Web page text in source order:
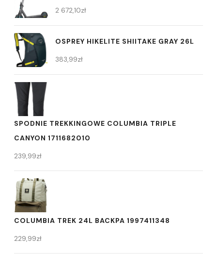
2 672,10zł
OSPREY HIKELITE SHIITAKE GRAY 26L
383,99zł
SPODNIE TREKKINGOWE COLUMBIA TRIPLE
CANYON 1711682010
239,99zł
COLUMBIA TREK 24L BACKPA 1997411348
229,99zł